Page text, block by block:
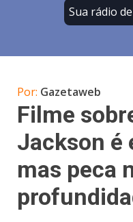
Sua rádio
Por: Gazetaweb
Filme
Jackson é
mas peca